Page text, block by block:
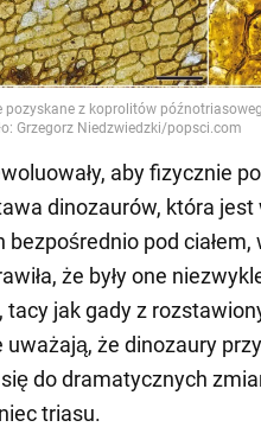
aby fizycznie
dinozaurów, która
pod ciałem,
że były one
tacy jak gady z
że dinozaury
do dramatycznych
triasu.